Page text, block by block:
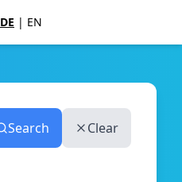
DE | EN
Search Clear